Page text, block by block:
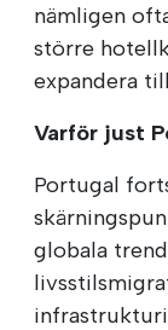
nämligen
större
expandera
Varför just
Portugal
globala